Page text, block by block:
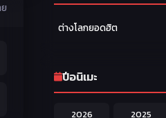
Harem ฮาเร็ม
ต่างโลกยอดฮิต
ปีอนิเมะ
2026 2025